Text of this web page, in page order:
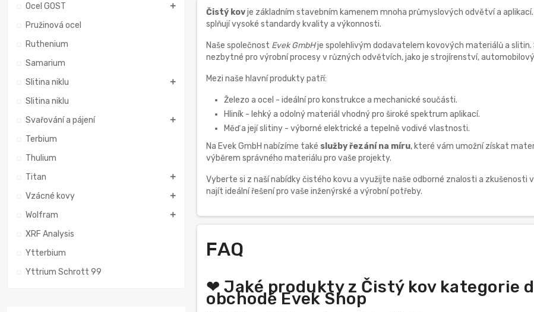
Ocel GOST
Pružinová ocel
Ruthenium
Samarium
Slitina niklu
Slitina niklu
Svařování a pájení
Terbium
Thulium
Titan
Vzácné kovy
Wolfram
XRF Analysis
Ytterbium
Yttrium Schrott 99
Čistý kovje základním stavebním kamenem mnoha průmyslových odvětví a
splňují vysoké standardy kvality a výkonnosti.
Naše společnost Evek GmbHje spolehlivým dodavatelem kovových materiálů a
nezbytné pro výrobní procesy v různých odvětvích, jako je strojírenství,
Mezi naše hlavní produkty patří:
Železo a ocel - ideální pro konstrukce a mechanické součásti.
Hliník - lehký a odolný materiál vhodný pro široké spektrum aplikací.
Měď a její slitiny - výborné elektrické a tepelně vodivé vlastnosti.
Na Evek GmbH nabízíme také služby řezání na míru, které vám umožní získat
výběrem správného materiálu pro vaše projekty.
Vyberte si z naší nabídky čistého kovu a využijte naše odborné znalosti a
najít ideální řešení pro vaše inženýrské a výrobní potřeby.
FAQ
❤ Jaké produkty z Čistý kov kategorie
obchodě Evek Shop